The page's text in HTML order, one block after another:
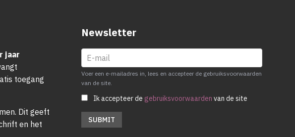
jaar
toegang
Dit geeft
en het
Newsletter
Voer een e-mailadres in, lees en accepteer de gebruiksvoorwaarden
van de site.
Ik accepteer de gebruiksvoorwaarden van de site